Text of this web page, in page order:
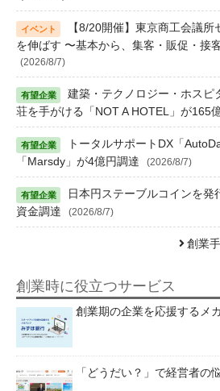
【8/20開催】東京商工会議
を伸ばす 〜基本から、集客・販促・接
(2026/8/7)
建築・テクノロジー・ホスピ
荘を手がける「NOT A HOTEL」が165
トータルサポートDX「
「Marsdy」が4億円調達
(2026/8/7)
日本円ステーブルコインを発
資金調達
(2026/8/7)
創業
創業時に役立つサービス
創業期の企業を応援するメ
「どうだい？」で経営者の